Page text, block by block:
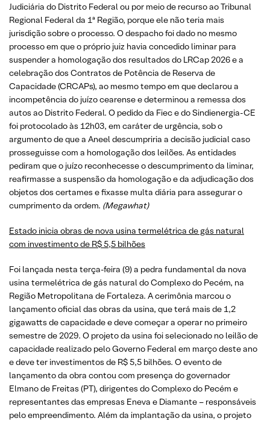
Judiciária do Distrito Federal ou por meio de recurso ao Tribunal
Regional Federal da 1ª Região, porque ele não teria mais
jurisdição sobre o processo. O despacho foi dado no mesmo
processo em que o próprio juiz havia concedido liminar para
suspender a homologação dos resultados do LRCap 2026 e a
celebração dos Contratos de Potência de Reserva de
Capacidade (CRCAPs), ao mesmo tempo em que declarou a
incompetência do juízo cearense e determinou a remessa dos
autos ao Distrito Federal. O pedido da Fiec e do Sindienergia-CE
foi protocolado às 12h03, em caráter de urgência, sob o
argumento de que a Aneel descumpriria a decisão judicial caso
prosseguisse com a homologação dos leilões. As entidades
pediram que o juízo reconhecesse o descumprimento da liminar,
reafirmasse a suspensão da homologação e da adjudicação dos
objetos dos certames e fixasse multa diária para assegurar o
cumprimento da ordem. (Megawhat)
Estado inicia obras de nova usina termelétrica de gás natural
com investimento de R$ 5,5 bilhões
Foi lançada nesta terça-feira (9) a pedra fundamental da nova
usina termelétrica de gás natural do Complexo do Pecém, na
Região Metropolitana de Fortaleza. A cerimônia marcou o
lançamento oficial das obras da usina, que terá mais de 1,2
gigawatts de capacidade e deve começar a operar no primeiro
semestre de 2029. O projeto da usina foi selecionado no leilão de
capacidade realizado pelo Governo Federal em março deste ano
e deve ter investimentos de R$ 5,5 bilhões. O evento de
lançamento da obra contou com presença do governador
Elmano de Freitas (PT), dirigentes do Complexo do Pecém e
representantes das empresas Eneva e Diamante – responsáveis
pelo empreendimento. Além da implantação da usina, o projeto